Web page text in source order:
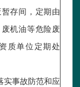
存间，定期由
机油等危险废
质单位定期处
实事故防范和应